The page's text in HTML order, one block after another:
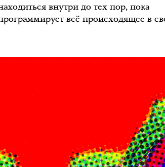
внутри до тех пор, пока
всё происходящее в